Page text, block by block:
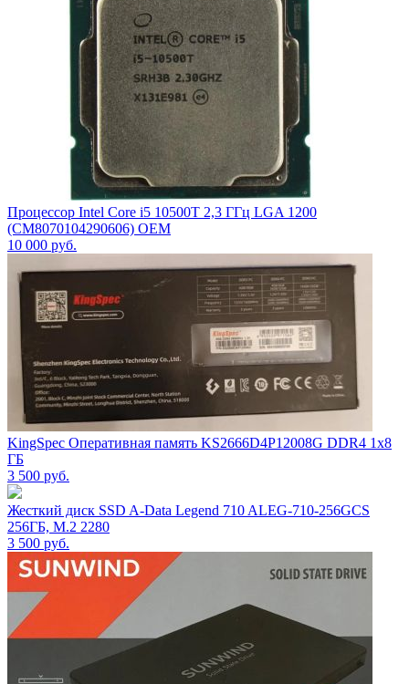
Процессор Intel Core i5 10500T 2,3 ГГц LGA 1200
(CM8070104290606) OEM
10 000 руб.
KingSpec Оперативная память KS2666D4P12008G DDR4 1x8
ГБ
3 500 руб.
Жесткий диск SSD A-Data Legend 710 ALEG-710-256GCS
256ГБ, M.2 2280
3 500 руб.